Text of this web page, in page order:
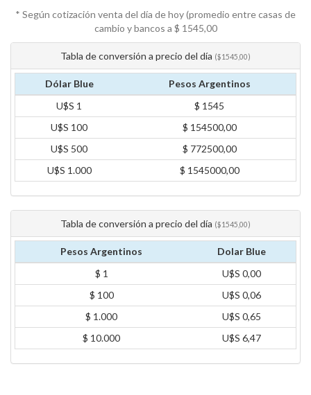
* Según cotización venta del día de hoy (promedio entre casas de
cambio y bancos a $ 1545,00
Tabla de conversión a precio del día ($1545,00)
Dólar Blue
Pesos Argentinos
U$S 1
$ 1545
U$S 100
$ 154500,00
U$S 500
$ 772500,00
U$S 1.000
$ 1545000,00
Tabla de conversión a precio del día ($1545,00)
Pesos Argentinos
Dolar Blue
$ 1
U$S 0,00
$ 100
U$S 0,06
$ 1.000
U$S 0,65
$ 10.000
U$S 6,47